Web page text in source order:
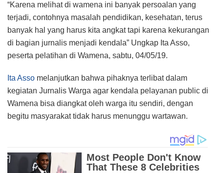
“Karena melihat di wamena ini banyak persoalan yang
terjadi, contohnya masalah pendidikan, kesehatan, terus
banyak hal yang harus kita angkat tapi karena kekurangan
di bagian jurnalis menjadi kendala” Ungkap Ita Asso,
peserta pelatihan di Wamena, sabtu, 04/05/19.
Ita Asso melanjutkan bahwa pihaknya terlibat dalam
kegiatan Jurnalis Warga agar kendala pelayanan public di
Wamena bisa diangkat oleh warga itu sendiri, dengan
begitu masyarakat tidak harus menunggu wartawan.